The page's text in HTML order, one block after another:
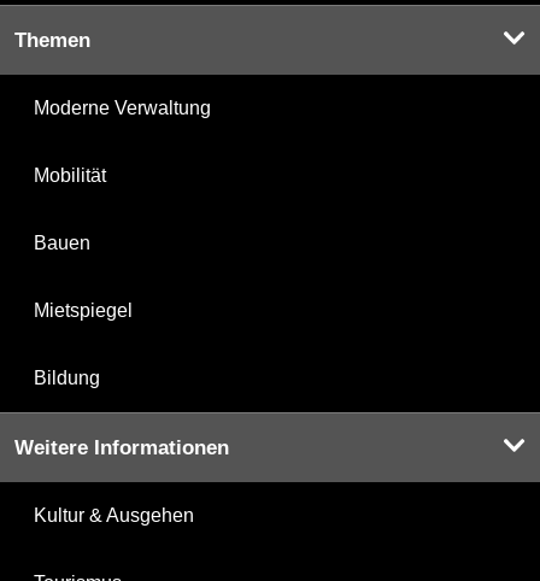
Themen
Moderne Verwaltung
Mobilität
Bauen
Mietspiegel
Bildung
Weitere Informationen
Kultur & Ausgehen